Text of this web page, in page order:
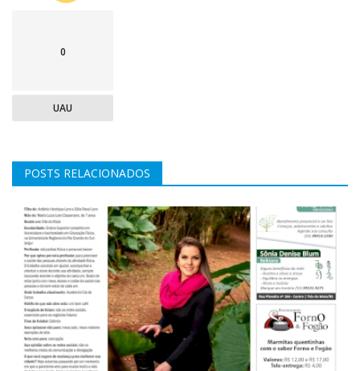
0
UAU
POSTS RELACIONADOS